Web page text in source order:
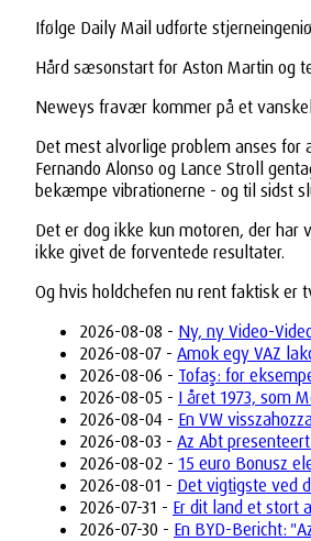
Ifølge Daily Mail udførte
Hård sæsonstart for Aston Martin og
Neweys fravær kommer på et
Det mest alvorlige problem anses
Fernando Alonso og Lance Stroll
bekæmpe vibrationerne - og til sidst
Det er dog ikke kun motoren, der har
ikke givet de forventede resultater.
Og hvis holdchefen nu rent faktisk
2026-08-08 - Ny, ny Video-
2026-08-07 - Amok egy VAZ
2026-08-06 - Tofaş: for
2026-08-05 - I året 1973, som
2026-08-04 - En VW
2026-08-03 - Az Abt
2026-08-02 - 15 euro Bonusz
2026-08-01 - Det vigtigste ved
2026-07-31 - Er dit land et stort
2026-07-30 - En BYD-Bericht: